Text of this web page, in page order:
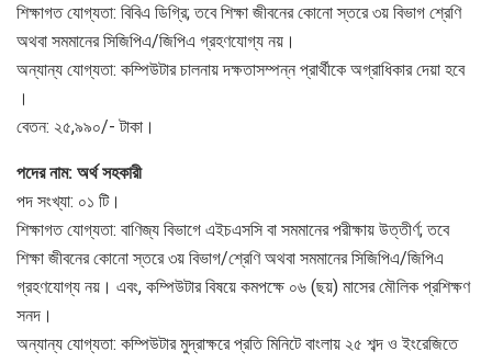
শিক্ষাগত যোগ্যতা: বিবিএ ডিগ্রি; তবে শিক্ষা জীবনের কোনো স্তরে ৩য় বিভাগ শ্রেণি
অথবা সমমানের সিজিপিএ/জিপিএ গ্রহণযোগ্য নয়।
অন্যান্য যোগ্যতা: কম্পিউটার চালনায় দক্ষতাসম্পন্ন প্রার্থীকে অগ্রাধিকার দেয়া হবে
।
বেতন: ২৫,৯৯০/- টাকা।
পদের নাম: অর্থ সহকারী
পদ সংখ্যা: ০১ টি।
শিক্ষাগত যোগ্যতা: বাণিজ্য বিভাগে এইচএসসি বা সমমানের পরীক্ষায় উত্তীর্ণ; তবে
শিক্ষা জীবনের কোনো স্তরে ৩য় বিভাগ/শ্রেণি অথবা সমমানের সিজিপিএ/জিপিএ
গ্রহণযোগ্য নয়। এবং, কম্পিউটার বিষয়ে কমপক্ষে ০৬ (ছয়) মাসের মৌলিক প্রশিক্ষণ
সনদ।
অন্যান্য যোগ্যতা: কম্পিউটার মুদ্রাক্ষরে প্রতি মিনিটে বাংলায় ২৫ শব্দ ও ইংরেজিতে